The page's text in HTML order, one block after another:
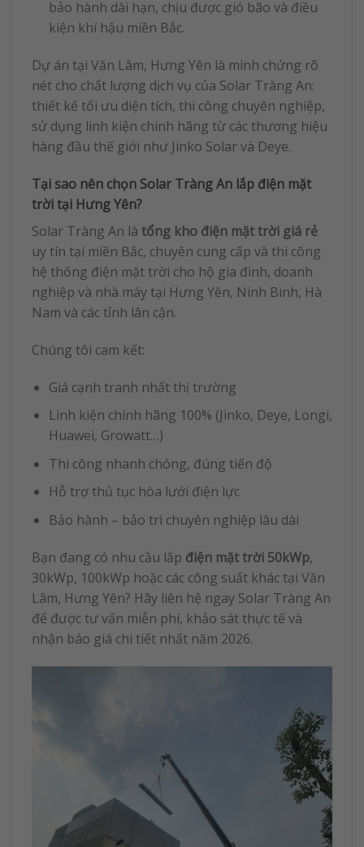
bảo hành dài hạn, chịu được gió bão và điều
kiện khí hậu miền Bắc.
Dự án tại Văn Lâm, Hưng Yên là minh chứng rõ
nét cho chất lượng dịch vụ của Solar Tràng An:
thiết kế tối ưu diện tích, thi công chuyên nghiệp,
sử dụng linh kiện chính hãng từ các thương hiệu
hàng đầu thế giới như Jinko Solar và Deye.
Tại sao nên chọn Solar Tràng An lắp điện mặt
trời tại Hưng Yên?
Solar Tràng An là tổng kho điện mặt trời giá rẻ
uy tín tại miền Bắc, chuyên cung cấp và thi công
hệ thống điện mặt trời cho hộ gia đình, doanh
nghiệp và nhà máy tại Hưng Yên, Ninh Bình, Hà
Nam và các tỉnh lân cận.
Chúng tôi cam kết:
Giá cạnh tranh nhất thị trường
Linh kiện chính hãng 100% (Jinko, Deye, Longi,
Huawei, Growatt…)
Thi công nhanh chóng, đúng tiến độ
Hỗ trợ thủ tục hòa lưới điện lực
Bảo hành – bảo trì chuyên nghiệp lâu dài
Bạn đang có nhu cầu lắp điện mặt trời 50kWp,
30kWp, 100kWp hoặc các công suất khác tại Văn
Lâm, Hưng Yên? Hãy liên hệ ngay Solar Tràng An
để được tư vấn miễn phí, khảo sát thực tế và
nhận báo giá chi tiết nhất năm 2026.